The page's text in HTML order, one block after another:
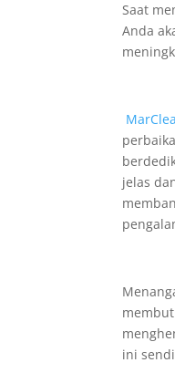
Saat
Anda
jelas
ini